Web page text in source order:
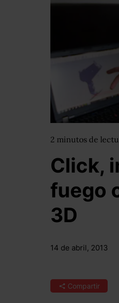
2 minutos de
Click,
fuego
3D
14 de abril, 2013
Compartir